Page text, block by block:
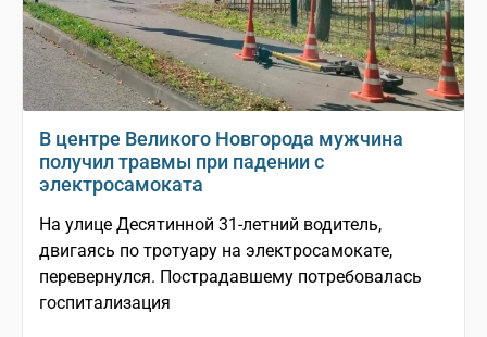
В центре Великого Новгорода мужчина
получил травмы при падении с
электросамоката
На улице Десятинной 31-летний водитель,
двигаясь по тротуару на электросамокате,
перевернулся. Пострадавшему потребовалась
госпитализация